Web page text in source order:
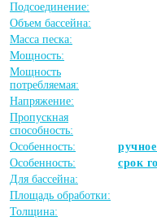
Подсоединение:
Объем бассейна:
Масса песка:
Мощность:
Мощность
потребляемая:
Напряжение:
Пропускная
способность:
Особенность:
Особенность:
срок
Для бассейна:
Площадь обработки:
Толщина: